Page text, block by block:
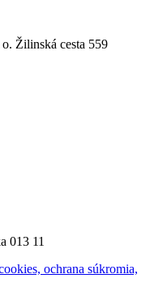
Žilinská cesta 559
013 11
ochrana súkromia,